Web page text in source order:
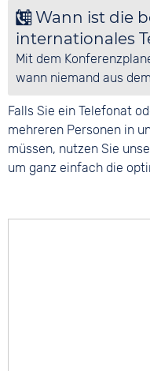
Wann ist die
internationales
Mit dem
wann niemand aus
Falls Sie ein Telefonat
mehreren Personen in
müssen, nutzen Sie
um ganz einfach die
Orte entfernen:
durch Klick auf das
auf 'Planer leeren'
einmal.